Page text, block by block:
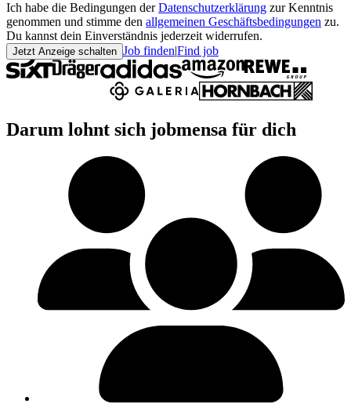
Ich habe die Bedingungen der Datenschutzerklärung zur Kenntnis
genommen und stimme den allgemeinen Geschäftsbedingungen zu.
Du kannst dein Einverständnis jederzeit widerrufen.
Jetzt Anzeige schalten Job finden|Find job
Darum lohnt sich jobmensa für dich